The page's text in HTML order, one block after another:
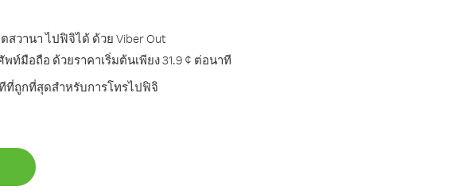
วานา ไปฟิจิได้ ด้วย Viber Out
มือถือ ด้วยราคาเริ่มต้นเพียง 31.9 ¢ ต่อนาที
ที่ถูกที่สุดสำหรับการโทรไปฟิจิ